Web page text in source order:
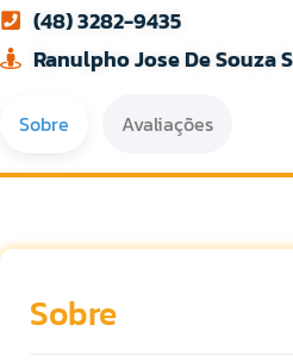
(48) 3282-9435
Ranulpho Jose De
Sobre Avaliações
Sobre